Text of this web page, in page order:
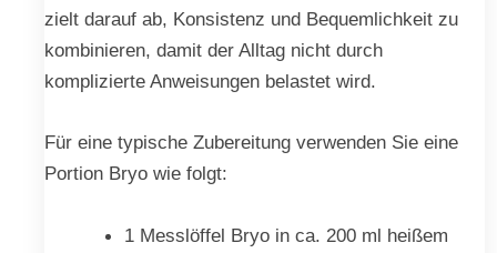
zielt darauf ab, Konsistenz und Bequemlichkeit zu
kombinieren, damit der Alltag nicht durch
komplizierte Anweisungen belastet wird.
Für eine typische Zubereitung verwenden Sie eine
Portion Bryo wie folgt:
1 Messlöffel Bryo in ca. 200 ml heißem